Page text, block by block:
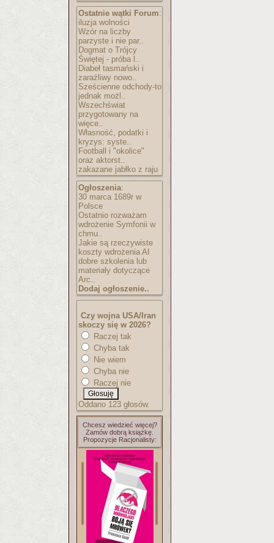
Ostatnie wątki Forum:
iluzja wolności
Wzór na liczby
parzyste i nie par..
Dogmat o Trójcy
Świętej - próba l..
Diabeł tasmański i
zaraźliwy nowo..
Sześcienne odchody-to
jednak możl..
Wszechświat
przygotowany na
więce..
Własność, podatki i
kryzys: syste..
Football i "okolice"
oraz aktorst..
zakazane jabłko z raju
Ogłoszenia:
30 marca 1689r w
Polsce
Ostatnio rozważam
wdrożenie Symfonii w
chmu..
Jakie są rzeczywiste
koszty wdrożenia AI
dobre szkolenia lub
materiały dotyczące
Arc..
Dodaj ogłoszenie..
Czy wojna USA/Iran
skoczy się w 2026?
Raczej tak
Chyba tak
Nie wiem
Chyba nie
Raczej nie
Oddano 123 głosów.
Chcesz wiedzieć więcej?
Zamów dobrą książkę.
Propozycje Racjonalisty: